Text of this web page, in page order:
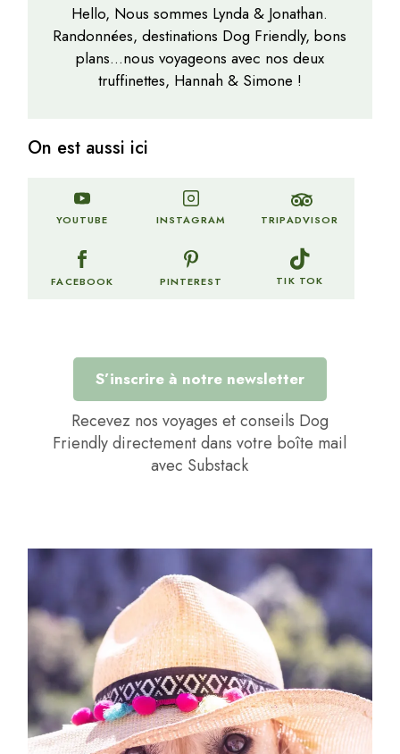
Hello, Nous sommes Lynda & Jonathan.
Randonnées, destinations Dog Friendly, bons
plans…nous voyageons avec nos deux
truffinettes, Hannah & Simone !
On est aussi ici
YOUTUBE INSTAGRAM TRIPADVISOR
FACEBOOK PINTEREST TIK TOK
S’inscrire à notre newsletter
Recevez nos voyages et conseils Dog
Friendly directement dans votre boîte mail
avec Substack